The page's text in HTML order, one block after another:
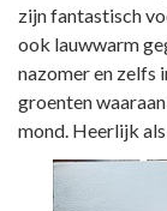
zijn fantastisch
ook lauwwarm
nazomer en zelfs
groenten
mond. Heerlijk